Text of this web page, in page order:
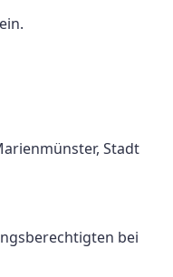
Stadt
bei